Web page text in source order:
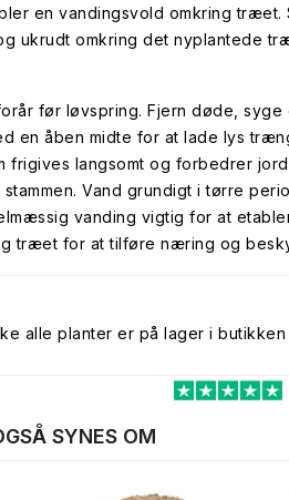
en vandingsvold omkring træet.
ukrudt omkring det nyplantede
før løvspring. Fjern døde,
en åben midte for at lade lys
frigives langsomt og forbedrer
Vand grundigt i tørre
vanding vigtig for at
træet for at tilføre næring og
alle planter er på lager i butikken
SYNES OM